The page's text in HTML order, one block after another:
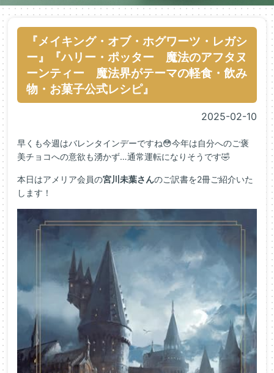
『メイキング・オブ・ホグワーツ・レガシ
ー』『ハリー・ポッター 魔法のアフタヌ
ーンティー 魔法界がテーマの軽食・飲み
物・お菓子公式レシピ』
2025-02-10
早くも今週はバレンタインデーですね😳今年は自分へのご褒
美チョコへの意欲も湧かず…通常運転になりそうです🤣
本日はアメリア会員の宮川未葉さんのご訳書を2冊ご紹介いた
します！